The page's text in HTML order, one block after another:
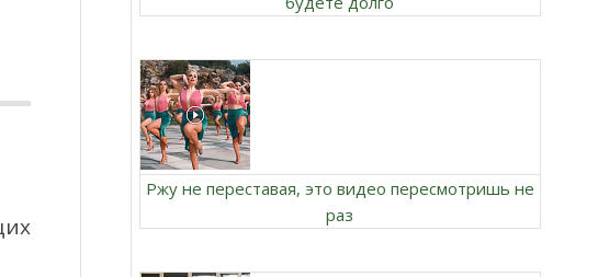
Ржу не переставая, это видео пересмотришь не
раз